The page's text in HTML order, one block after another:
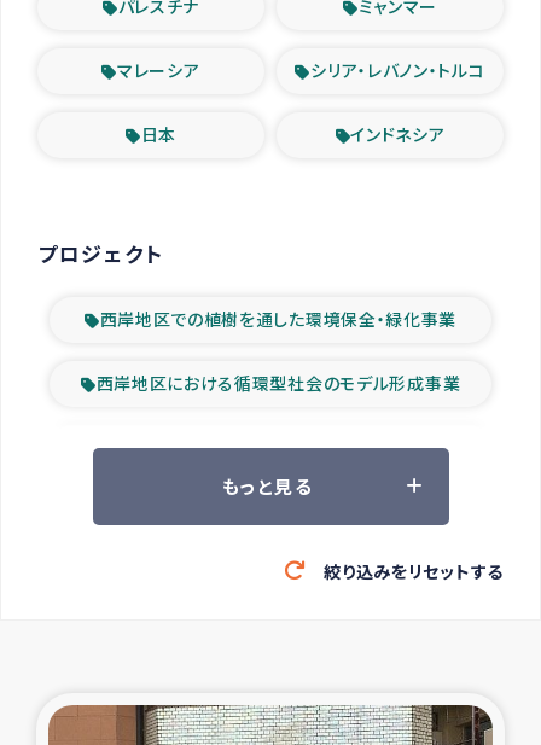
パレスチナ ミャンマー
マレーシア シリア・レバノン・トルコ
日本 インドネシア
プロジェクト
西岸地区での植樹を通した環境保全・緑化事業
西岸地区における循環型社会のモデル形成事業
ツアー参加者の声
緊急救援の時代
東ティモール豪雨緊急支援
もっと見る
絞り込みをリセットする